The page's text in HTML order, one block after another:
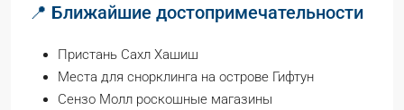
📍 Ближайшие достопримечательности
Пристань Сахл Хашиш
Места для снорклинга на острове Гифтун
Сензо Молл роскошные магазины